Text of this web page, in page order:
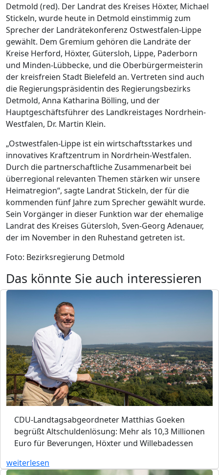
Detmold (red). Der Landrat des Kreises Höxter, Michael
Stickeln, wurde heute in Detmold einstimmig zum
Sprecher der Landrätekonferenz Ostwestfalen-Lippe
gewählt. Dem Gremium gehören die Landräte der
Kreise Herford, Höxter, Gütersloh, Lippe, Paderborn
und Minden-Lübbecke, und die Oberbürgermeisterin
der kreisfreien Stadt Bielefeld an. Vertreten sind auch
die Regierungspräsidentin des Regierungsbezirks
Detmold, Anna Katharina Bölling, und der
Hauptgeschäftsführer des Landkreistages Nordrhein-
Westfalen, Dr. Martin Klein.
„Ostwestfalen-Lippe ist ein wirtschaftsstarkes und
innovatives Kraftzentrum in Nordrhein-Westfalen.
Durch die partnerschaftliche Zusammenarbeit bei
überregional relevanten Themen stärken wir unsere
Heimatregion“, sagte Landrat Stickeln, der für die
kommenden fünf Jahre zum Sprecher gewählt wurde.
Sein Vorgänger in dieser Funktion war der ehemalige
Landrat des Kreises Gütersloh, Sven-Georg Adenauer,
der im November in den Ruhestand getreten ist.
Foto: Bezirksregierung Detmold
Das könnte Sie auch interessieren
CDU-Landtagsabgeordneter Matthias Goeken
begrüßt Altschuldenlösung: Mehr als 10,3 Millionen
Euro für Beverungen, Höxter und Willebadessen
weiterlesen